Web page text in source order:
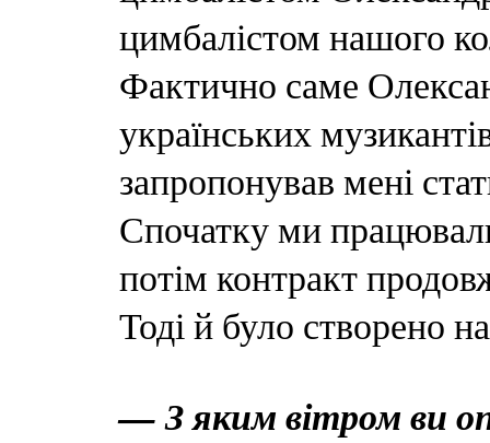
цимбалістом нашого
Фактично саме
українських
запропонував мені
Спочатку ми
потім контракт
Тоді й було створено
— З яким вітром ви